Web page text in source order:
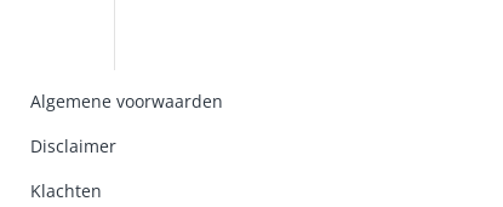
Algemene voorwaarden
Disclaimer
Klachten